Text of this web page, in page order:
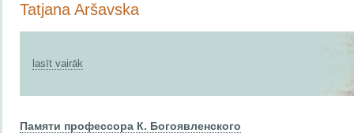
Tatjana Aršavska
lasīt vairāk
Памяти профессора К. Богоявленского